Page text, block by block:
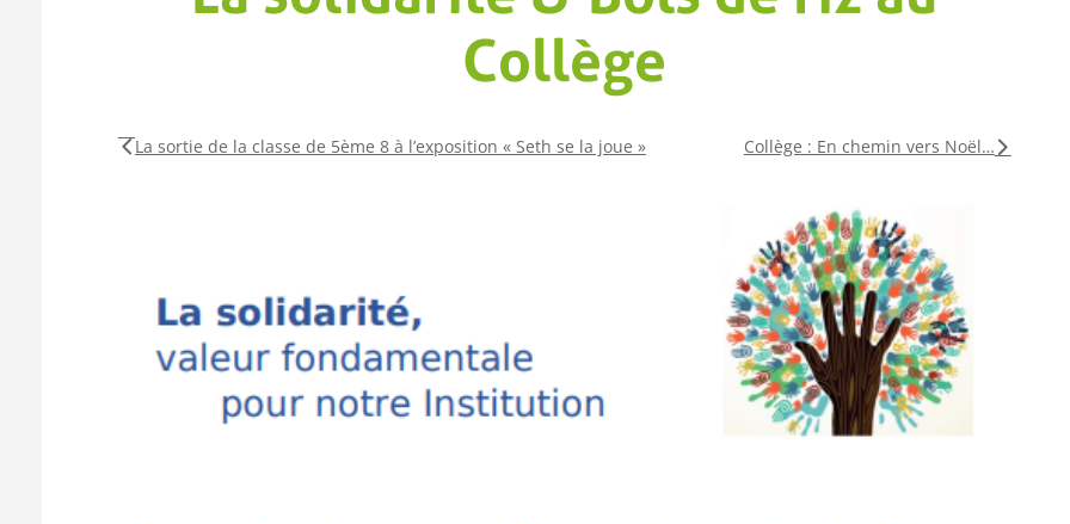
Collège
Collège : En chemin vers Noël…
La sortie de la classe de 5ème 8 à l’exposition « Seth se la joue »